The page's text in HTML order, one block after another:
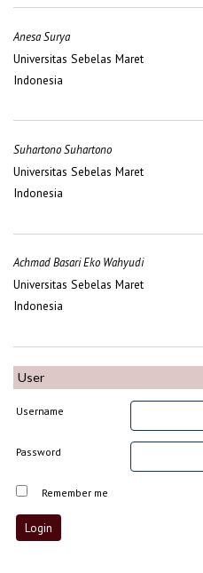
Anesa Surya
Universitas Sebelas Maret
Indonesia
Suhartono Suhartono
Universitas Sebelas Maret
Indonesia
Achmad Basari Eko Wahyudi
Universitas Sebelas Maret
Indonesia
User
Username
Password
Remember me